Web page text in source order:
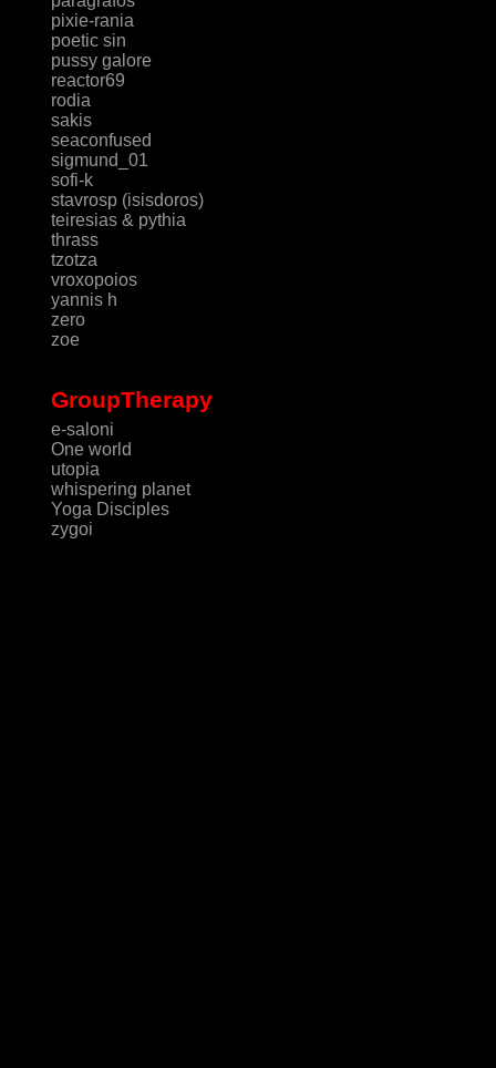
pixie-rania
poetic sin
pussy galore
reactor69
rodia
sakis
seaconfused
sigmund_01
sofi-k
stavrosp (isisdoros)
teiresias & pythia
thrass
tzotza
vroxopoios
yannis h
zero
zoe
GroupTherapy
e-saloni
One world
utopia
whispering planet
Yoga Disciples
zygoi